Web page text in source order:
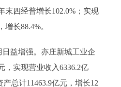
末四经普增长102.0%；实现
增长88.4%。
益增强。亦庄新城工业企
，实现营业收入6336.2亿
总计11463.9亿元，增长12